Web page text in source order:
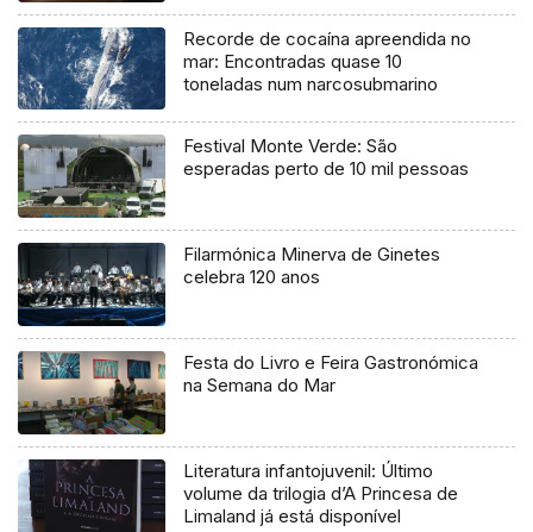
Recorde de cocaína apreendida no
mar: Encontradas quase 10
toneladas num narcosubmarino
Festival Monte Verde: São
esperadas perto de 10 mil pessoas
Filarmónica Minerva de Ginetes
celebra 120 anos
Festa do Livro e Feira Gastronómica
na Semana do Mar
Literatura infantojuvenil: Último
volume da trilogia d’A Princesa de
Limaland já está disponível